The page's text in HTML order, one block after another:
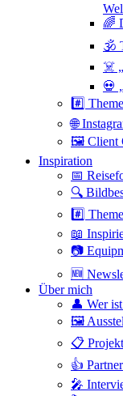
🌈
🕉
☠️
💀
#️⃣
🌐
🖼 Client
Inspiration
📅
🔍
#️⃣
📖
📷
🆕
Über mich
👤 Wer
🖼
📋
👍 Partner
🎤